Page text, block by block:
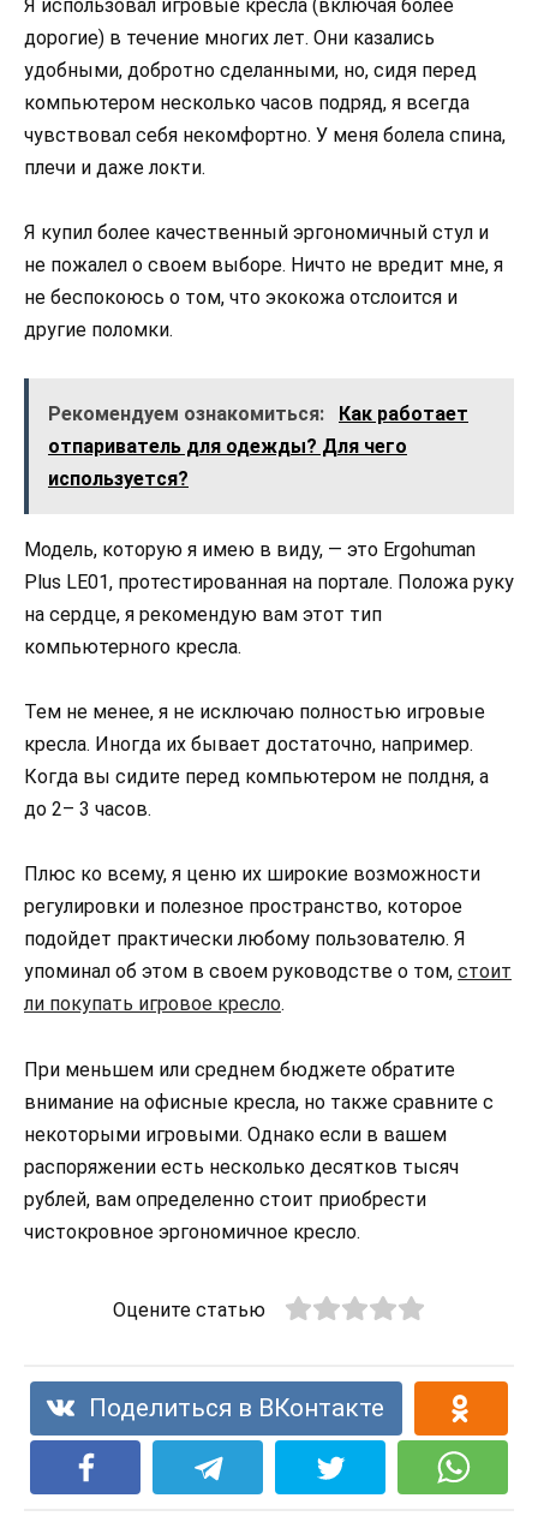
Я использовал игровые кресла (включая более
дорогие) в течение многих лет. Они казались
удобными, добротно сделанными, но, сидя перед
компьютером несколько часов подряд, я всегда
чувствовал себя некомфортно. У меня болела спина,
плечи и даже локти.
Я купил более качественный эргономичный стул и
не пожалел о своем выборе. Ничто не вредит мне, я
не беспокоюсь о том, что экокожа отслоится и
другие поломки.
Рекомендуем ознакомиться:
Как работает
отпариватель для одежды? Для чего
используется?
Модель, которую я имею в виду, — это Ergohuman
Plus LE01, протестированная на портале. Положа руку
на сердце, я рекомендую вам этот тип
компьютерного кресла.
Тем не менее, я не исключаю полностью игровые
кресла. Иногда их бывает достаточно, например.
Когда вы сидите перед компьютером не полдня, а
до 2– 3 часов.
Плюс ко всему, я ценю их широкие возможности
регулировки и полезное пространство, которое
подойдет практически любому пользователю. Я
упоминал об этом в своем руководстве о том, стоит
ли покупать игровое кресло.
При меньшем или среднем бюджете обратите
внимание на офисные кресла, но также сравните с
некоторыми игровыми. Однако если в вашем
распоряжении есть несколько десятков тысяч
рублей, вам определенно стоит приобрести
чистокровное эргономичное кресло.
Оцените статью
Поделиться в ВКонтакте